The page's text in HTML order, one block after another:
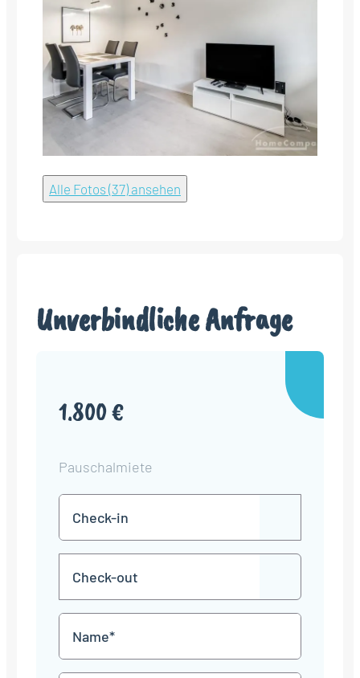
Alle Fotos (37) ansehen
Unverbindliche Anfrage
1.800 €
Pauschalmiete
in
TT
Punkt
MM
JJJJ
TT
Punkt
MM
JJJJ